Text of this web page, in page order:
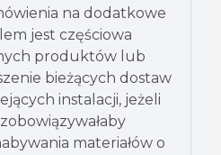
na dodatkowe
jest częściowa
produktów lub
bieżących dostaw
instalacji, jeżeli
materiałów o